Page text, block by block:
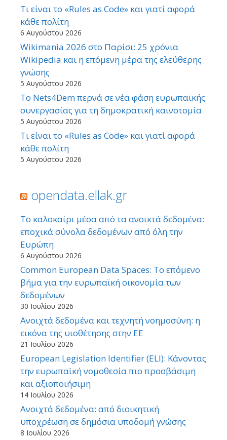
Τι είναι το «Rules as Code» και γιατί αφορά
κάθε πολίτη
6 Αυγούστου 2026
Wikimania 2026 στο Παρίσι: 25 χρόνια
Wikipedia και η επόμενη μέρα της ελεύθερης
γνώσης
5 Αυγούστου 2026
Το Nets4Dem περνά σε νέα φάση ευρωπαϊκής
συνεργασίας για τη δημοκρατική καινοτομία
5 Αυγούστου 2026
Τι είναι το «Rules as Code» και γιατί αφορά
κάθε πολίτη
5 Αυγούστου 2026
opendata.ellak.gr
Το καλοκαίρι μέσα από τα ανοικτά δεδομένα:
εποχικά σύνολα δεδομένων από όλη την
Ευρώπη
6 Αυγούστου 2026
Common European Data Spaces: Το επόμενο
βήμα για την ευρωπαϊκή οικονομία των
δεδομένων
30 Ιουλίου 2026
Ανοιχτά δεδομένα και τεχνητή νοημοσύνη: η
εικόνα της υιοθέτησης στην ΕΕ
21 Ιουλίου 2026
European Legislation Identifier (ELI): Κάνοντας
την ευρωπαϊκή νομοθεσία πιο προσβάσιμη
και αξιοποιήσιμη
14 Ιουλίου 2026
Ανοιχτά δεδομένα: από διοικητική
υποχρέωση σε δημόσια υποδομή γνώσης
8 Ιουλίου 2026